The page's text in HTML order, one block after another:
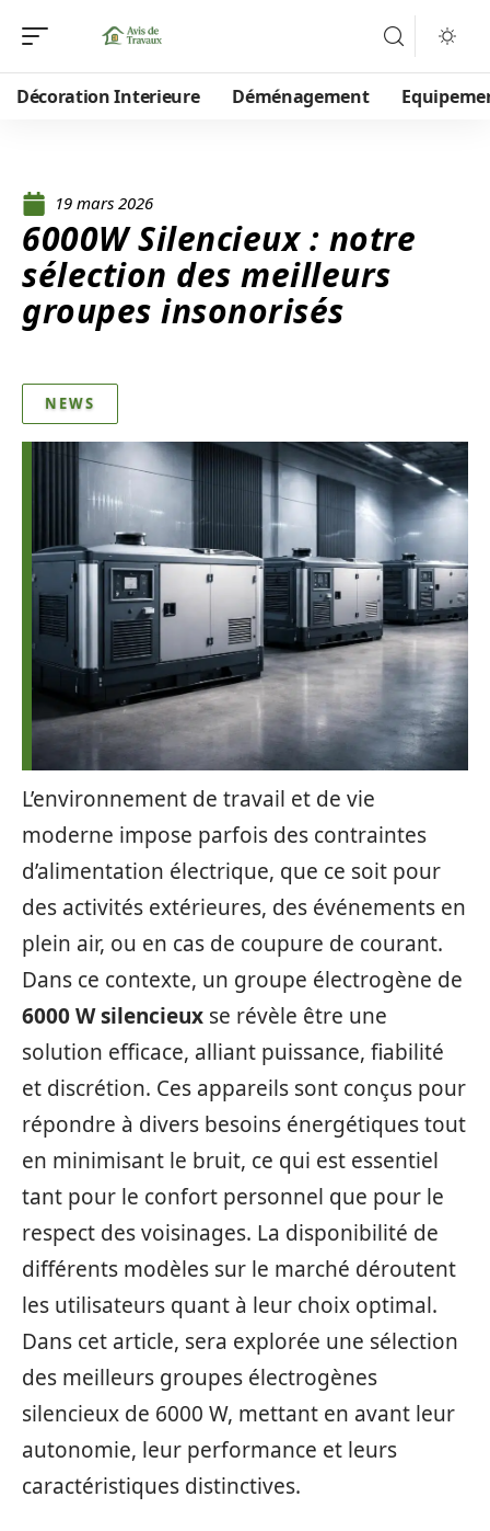
Décoration Interieure Déménagement
19 mars 2026
6000W Silencieux : notre
sélection des meilleurs
groupes insonorisés
NEWS
L’environnement de travail et de vie
moderne impose parfois des contraintes
d’alimentation électrique, que ce soit pour
des activités extérieures, des événements en
plein air, ou en cas de coupure de courant.
Dans ce contexte, un groupe électrogène de
6000 W silencieux se révèle être une
solution efficace, alliant puissance, fiabilité
et discrétion. Ces appareils sont conçus pour
répondre à divers besoins énergétiques tout
en minimisant le bruit, ce qui est essentiel
tant pour le confort personnel que pour le
respect des voisinages. La disponibilité de
différents modèles sur le marché déroutent
les utilisateurs quant à leur choix optimal.
Dans cet article, sera explorée une sélection
des meilleurs groupes électrogènes
silencieux de 6000 W, mettant en avant leur
autonomie, leur performance et leurs
caractéristiques distinctives.